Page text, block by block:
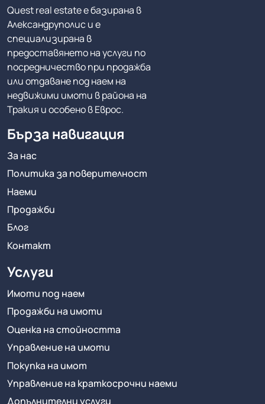
Quest real estate е базирана в
Александруполис и е
специализирана в
предоставянето на услуги по
посредничество при продажба
или отдаване под наем на
недвижими имоти в района на
Тракия и особено в Еврос.
Бърза навигация
За нас
Политика за поверителност
Наеми
Продажби
Блог
Контакт
Услуги
Имоти под наем
Продажби на имоти
Оценка на стойността
Управление на имоти
Покупка на имот
Управление на краткосрочни наеми
Допълнителни услуги